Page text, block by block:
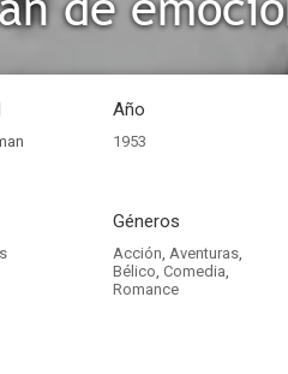
Año
1953
Géneros
Acción, Aventuras,
Bélico, Comedia,
Romance